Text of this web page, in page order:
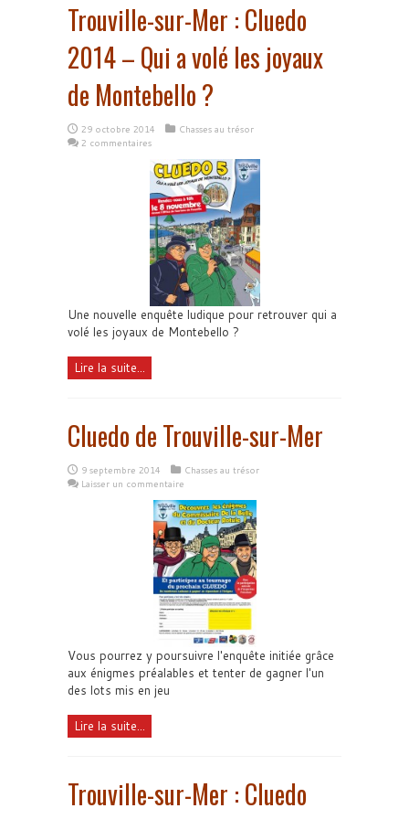
Trouville-sur-Mer : Cluedo
2014 – Qui a volé les joyaux
de Montebello ?
29 octobre 2014
Chasses au trésor
2 commentaires
Une nouvelle enquête ludique pour retrouver qui a
volé les joyaux de Montebello ?
Lire la suite...
Cluedo de Trouville-sur-Mer
9 septembre 2014
Chasses au trésor
Laisser un commentaire
Vous pourrez y poursuivre l'enquête initiée grâce
aux énigmes préalables et tenter de gagner l'un
des lots mis en jeu
Lire la suite...
Trouville-sur-Mer : Cluedo